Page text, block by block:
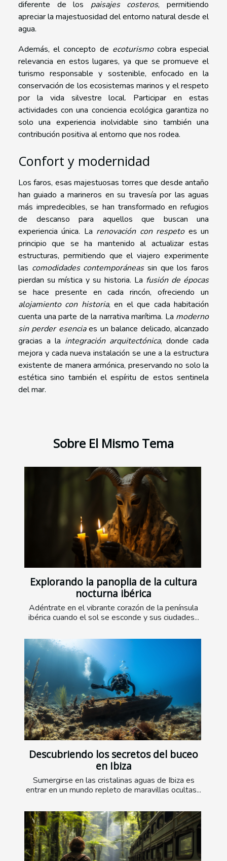
diferente de los paisajes costeros, permitiendo
apreciar la majestuosidad del entorno natural desde el
agua.
Además, el concepto de ecoturismocobra especial
relevancia en estos lugares, ya que se promueve el
turismo responsable y sostenible, enfocado en la
conservación de los ecosistemas marinos y el respeto
por la vida silvestre local. Participar en estas
actividades con una conciencia ecológica garantiza no
solo una experiencia inolvidable sino también una
contribución positiva al entorno que nos rodea.
Confort y modernidad
Los faros, esas majestuosas torres que desde antaño
han guiado a marineros en su travesía por las aguas
más impredecibles, se han transformado en refugios
de descanso para aquellos que buscan una
experiencia única. La renovación con respetoes un
principio que se ha mantenido al actualizar estas
estructuras, permitiendo que el viajero experimente
las comodidades contemporáneassin que los faros
pierdan su mística y su historia. La fusión de épocas
se hace presente en cada rincón, ofreciendo un
alojamiento con historia, en el que cada habitación
cuenta una parte de la narrativa marítima. La moderno
sin perder esenciaes un balance delicado, alcanzado
gracias a la integración arquitectónica, donde cada
mejora y cada nueva instalación se une a la estructura
existente de manera armónica, preservando no solo la
estética sino también el espíritu de estos sentinela
del mar.
Sobre El Mismo Tema
Explorando la panoplia de la cultura
nocturna ibérica
Adéntrate en el vibrante corazón de la península
ibérica cuando el sol se esconde y sus ciudades...
Descubriendo los secretos del buceo
en Ibiza
Sumergirse en las cristalinas aguas de Ibiza es
entrar en un mundo repleto de maravillas ocultas...